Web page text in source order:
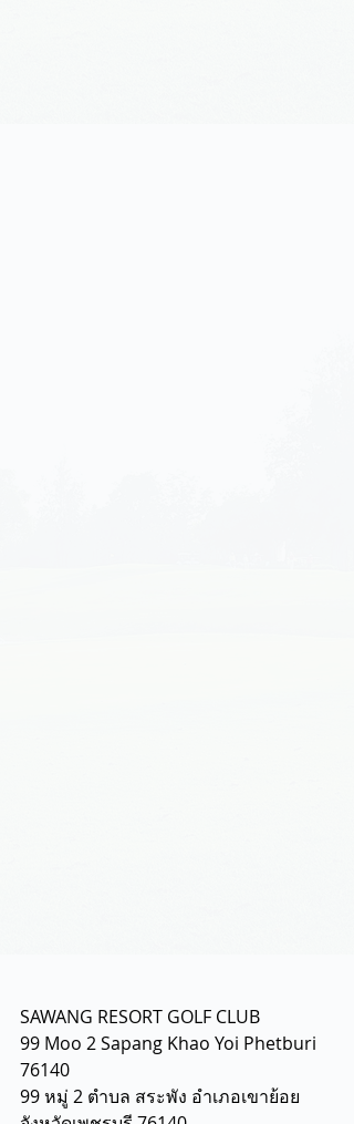
SAWANG RESORT GOLF CLUB
99 Moo 2 Sapang Khao Yoi Phetburi
76140
99 หมู่ 2 ตำบล สระพัง อำเภอเขาย้อย